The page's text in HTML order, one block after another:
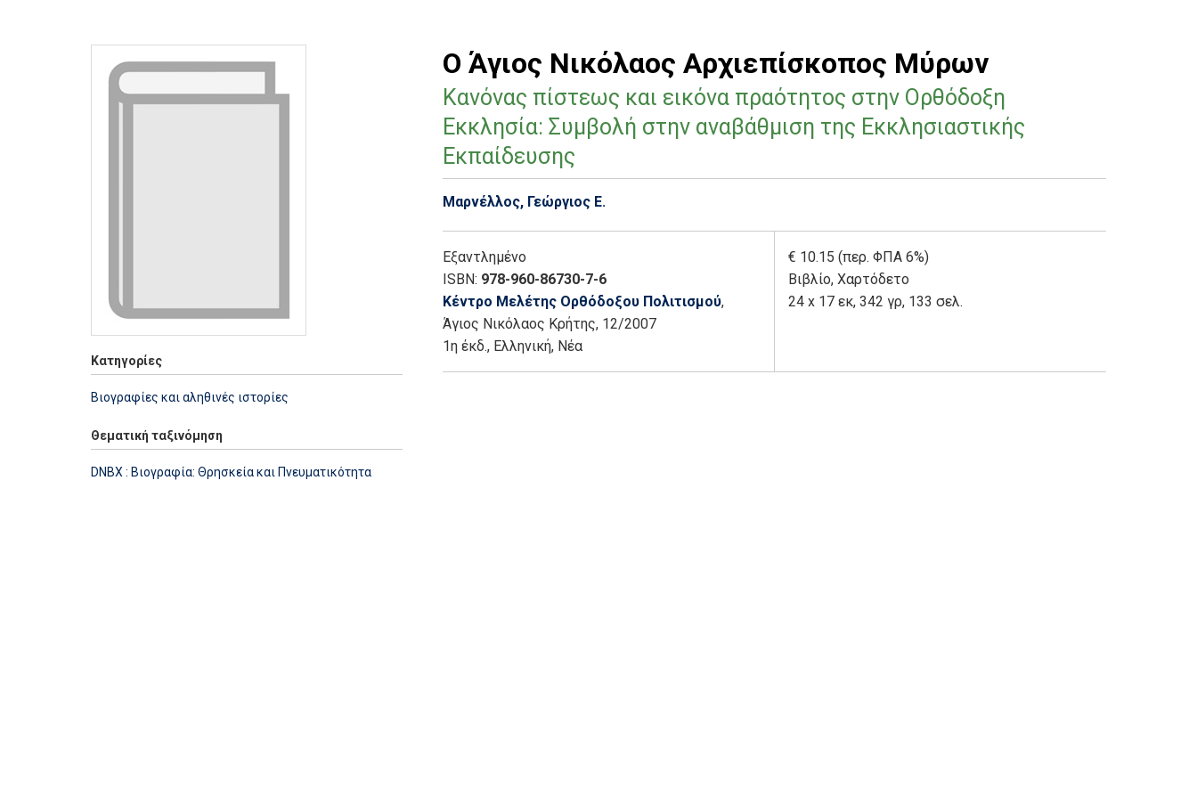
Κατηγορίες
Βιογραφίες και αληθινές ιστορίες
Θεματική ταξινόμηση
DNBX : Βιογραφία: Θρησκεία και Πνευματικότητα
Ο Άγιος Νικόλαος Αρχιεπίσκοπος Μύρων
Κανόνας πίστεως και εικόνα πραότητος στην Ορθόδοξη
Εκκλησία: Συμβολή στην αναβάθμιση της Εκκλησιαστικής
Εκπαίδευσης
Μαρνέλλος, Γεώργιος Ε.
Εξαντλημένο
ISBN: 978-960-86730-7-6
Κέντρο Μελέτης Ορθόδοξου Πολιτισμού,
Άγιος Νικόλαος Κρήτης, 12/2007
1η έκδ., Ελληνική, Νέα
€ 10.15 (περ. ΦΠΑ 6%)
Βιβλίο, Χαρτόδετο
24 x 17 εκ, 342 γρ, 133 σελ.